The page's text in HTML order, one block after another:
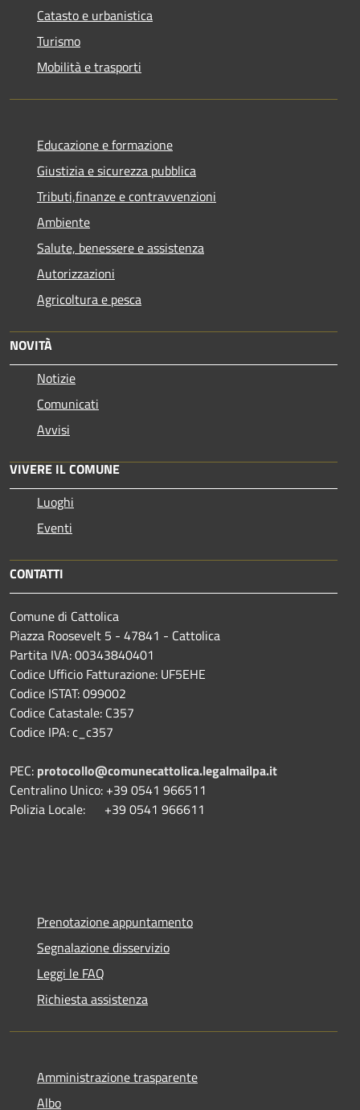
Catasto e urbanistica
Turismo
Mobilità e trasporti
Educazione e formazione
Giustizia e sicurezza pubblica
Tributi,finanze e contravvenzioni
Ambiente
Salute, benessere e assistenza
Autorizzazioni
Agricoltura e pesca
NOVITÀ
Notizie
Comunicati
Avvisi
VIVERE IL COMUNE
Luoghi
Eventi
CONTATTI
Comune di Cattolica
Piazza Roosevelt 5 - 47841 - Cattolica
Partita IVA: 00343840401
Codice Ufficio Fatturazione: UF5EHE
Codice ISTAT: 099002
Codice Catastale: C357
Codice IPA: c_c357
PEC: protocollo@comunecattolica.legalmailpa.it
Centralino Unico: +39 0541 966511
Polizia Locale: +39 0541 966611
Prenotazione appuntamento
Segnalazione disservizio
Leggi le FAQ
Richiesta assistenza
Amministrazione trasparente
Albo